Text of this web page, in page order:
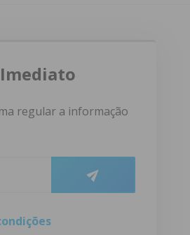
regular a informação